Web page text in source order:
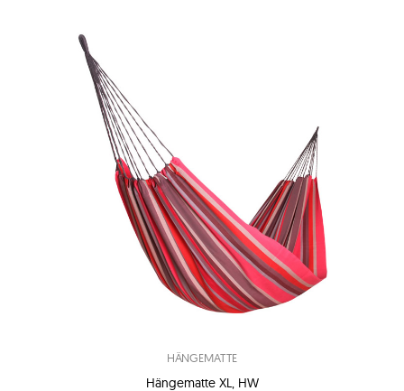
HÄNGEMATTE
Hängematte XL, HW